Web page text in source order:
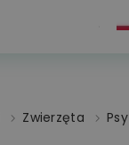
Zwierzęta Psy